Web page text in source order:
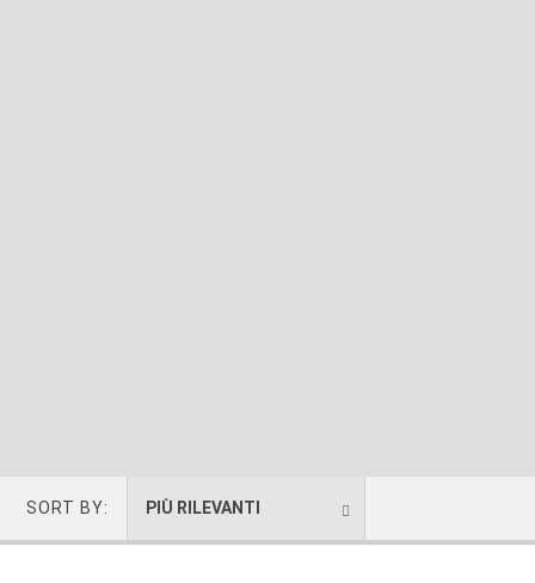
SORT BY: PIÙ RILEVANTI